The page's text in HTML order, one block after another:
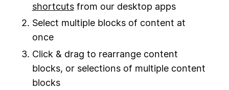
shortcutsfrom our desktop apps
Select multiple blocks of content at
once
Click & drag to rearrange content
blocks, or selections of multiple content
blocks